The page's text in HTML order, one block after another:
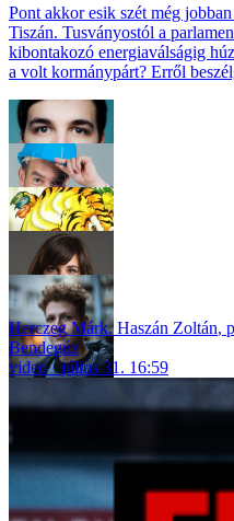
Pont akkor esik szét még
Tiszán. Tusványostól a
kibontakozó energiaválságig
a volt kormánypárt? Erről
Herczeg Márk,Haszán Zoltán,
Bendegúz
video
július 31. 16:59